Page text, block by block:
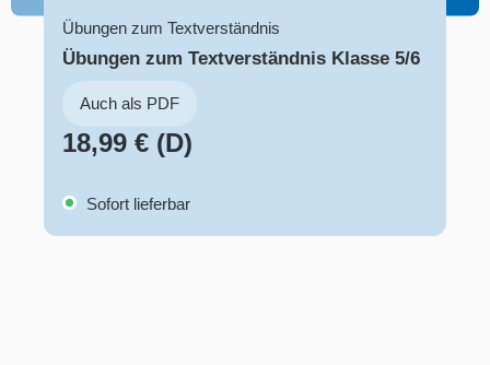
Übungen zum Textverständnis
Übungen zum Textverständnis Klasse 5/6
Auch als PDF
18,99 € (D)
Sofort lieferbar